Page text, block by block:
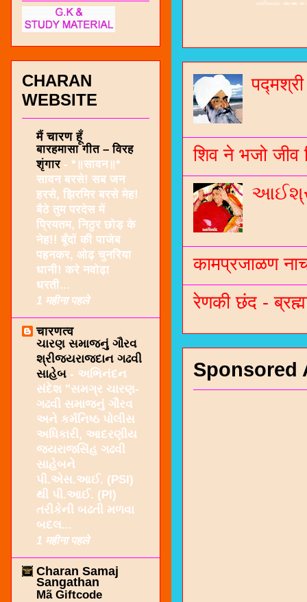
शिव ने भजो जीव
कामप्रजाळण
रेणकी छंद -
Sponsored
CHARAN
WEBSITE
मैं चारण हूँ
बारहमासा गीत – विरह
शृंगार - *॥सावन॥*
सावन बरसे! सब जन
हरसे, झिरमिर बरसे मेह!
बैठे तुम परदेस में
प्रियतम, निठुर छोड़ के
नेह!! बूँदों की पाजेब
पहनकर, ओढ़ चुनरिया
धानी! करे नवोढ़ा
धरती...
1 महीना पहले
चारणत्व
ચારણ સમાજનું ગૌરવ
શ્રીજયરાજદાન ગઢવી
સાહેબ - અભિનંદન
સંદેશ "સમગ્ર ચારણ-
ગઢવી સમાજનું ગૌરવ
અને કર્મનિષ્ઠ પોલીસ
અધિકારી, આદરણીય
જયરાજસિંહ ગઢવી
સાહેબને
પી.એસ.આઈ. (PSI)
થી પી.આઈ. (PI)
તરીકેની બઢતી મળવા
બદલ...
1 महीना पहले
Charan Samaj
Sangathan
Mã Giftcode